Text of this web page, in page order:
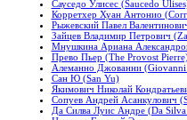
Сауседо Улисес (Saucedo
Корретхер Хуан Антонио
Рыжевский Павел
Зайцев Владимир Петрович
Мнушкина Ариана
Прево Пьер (The Provost
Алеманно Джованни
Сан Ю (San Yu)
Якимович Николай
Сопуев Андрей Асанкулович
Да Силва Луис Андре (Da